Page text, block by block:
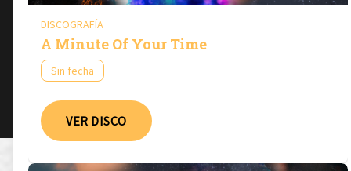
DISCOGRAFÍA
A Minute Of Your Time
Sin fecha
VER DISCO